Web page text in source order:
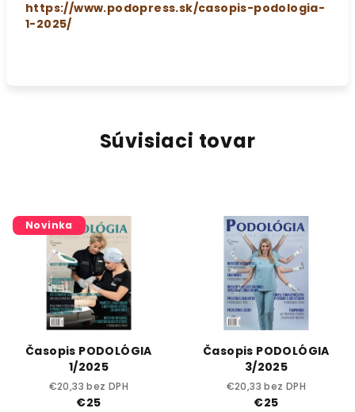
https://www.podopress.sk/casopis-podologia-
1-2025/
Súvisiaci tovar
Novinka
Časopis PODOLÓGIA
1/2025
€20,33 bez DPH
€25
Časopis PODOLÓGIA
3/2025
€20,33 bez DPH
€25